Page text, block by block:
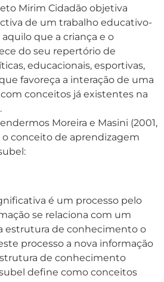
Mirim Cidadão objetiva
de um trabalho educativo-
que a criança e o
do seu repertório de
educacionais, esportivas,
favoreça a interação de uma
conceitos já existentes na
Moreira e Masini (2001,
o conceito de aprendizagem
é um processo pelo
se relaciona com um
estrutura de conhecimento o
processo a nova informação
de conhecimento
define como conceitos